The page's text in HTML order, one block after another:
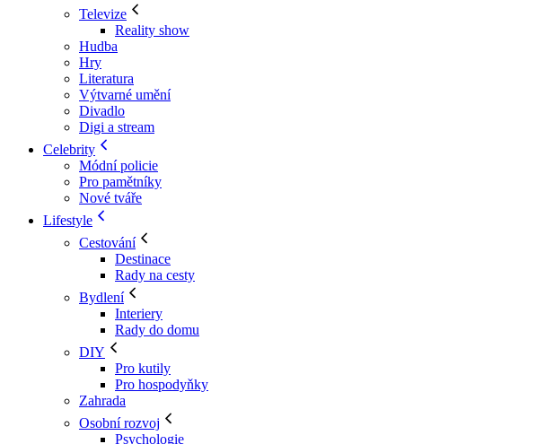
Televize
Reality show
Hudba
Hry
Literatura
Výtvarné umění
Divadlo
Digi a stream
Celebrity
Módní policie
Pro pamětníky
Nové tváře
Lifestyle
Cestování
Destinace
Rady na cesty
Bydlení
Interiery
Rady do domu
DIY
Pro kutily
Pro hospodyňky
Zahrada
Osobní rozvoj
Psychologie